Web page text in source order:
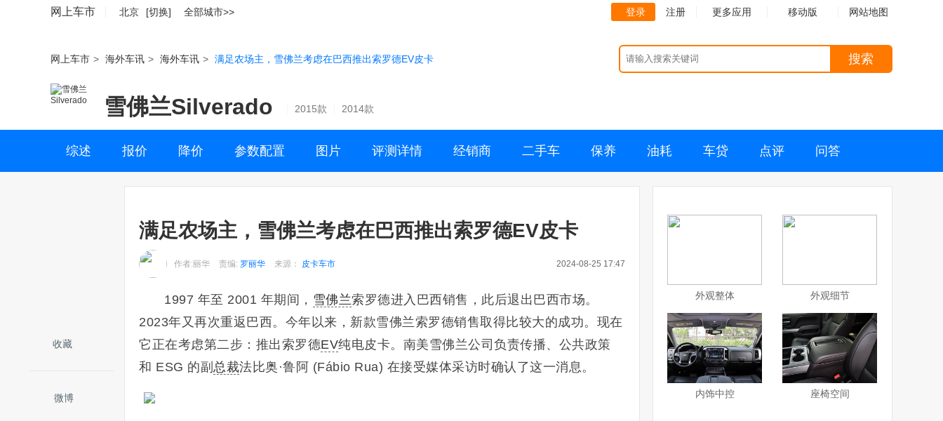
网上车市 北京 [切换] 全部城市>> 登录 注册 更多应用 移动版 网站地图
网上车市 > 海外车讯 > 海外车讯 > 满足农场主，雪佛兰考虑在巴西推出索罗德EV皮卡 搜索
雪佛兰Silverado 2015款 2014款
综述 报价 降价 参数配置 图片 评测详情 经销商 二手车 保养 油耗 车贷 点评 问答
收藏
微博
满足农场主，雪佛兰考虑在巴西推出索罗德EV皮卡
作者:丽华 责编: 罗丽华 来源： 皮卡车市 2024-08-25 17:47
1997 年至 2001 年期间， 雪佛兰索罗德进入巴西销售，此后退出巴西市场。
2023年又再次重返巴西。今年以来，新款雪佛兰索罗德销售取得比较大的成功。现在
它正在考虑第二步：推出索罗德EV纯电皮卡。南美雪佛兰公司负责传播、公共政策
和 ESG 的副 总裁法比奥·鲁阿 (Fábio Rua) 在接受媒体采访时确认了这一消息。
外观整体 外观细节
内饰中控 座椅空间